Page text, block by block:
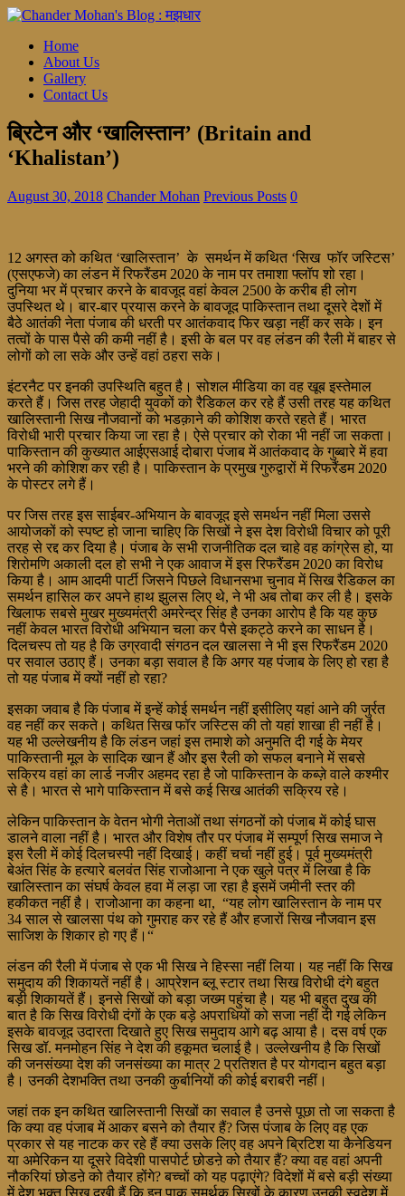
Home
About Us
Gallery
Contact Us
ब्रिटेन और ‘खालिस्तान’ (Britain and
‘Khalistan’)
August 30, 2018 Chander Mohan Previous Posts 0
12 अगस्त को कथित ‘खालिस्तान’ के समर्थन में कथित ‘सिख फॉर जस्टिस’
(एसएफजे) का लंडन में रिफरैंडम 2020 के नाम पर तमाशा फ्लॉप शो रहा।
दुनिया भर में प्रचार करने के बावजूद वहां केवल 2500 के करीब ही लोग
उपस्थित थे। बार-बार प्रयास करने के बावजूद पाकिस्तान तथा दूसरे देशों में
बैठे आतंकी नेता पंजाब की धरती पर आतंकवाद फिर खड़ा नहीं कर सके। इन
तत्वों के पास पैसे की कमी नहीं है। इसी के बल पर वह लंडन की रैली में बाहर से
लोगों को ला सके और उन्हें वहां ठहरा सके।
इंटरनैट पर इनकी उपस्थिति बहुत है। सोशल मीडिया का वह खूब इस्तेमाल
करते हैं। जिस तरह जेहादी युवकों को रैडिकल कर रहे हैं उसी तरह यह कथित
खालिस्तानी सिख नौजवानों को भडक़ाने की कोशिश करते रहते हैं। भारत
विरोधी भारी प्रचार किया जा रहा है। ऐसे प्रचार को रोका भी नहीं जा सकता।
पाकिस्तान की कुख्यात आईएसआई दोबारा पंजाब में आतंकवाद के गुब्बारे में हवा
भरने की कोशिश कर रही है। पाकिस्तान के प्रमुख गुरुद्वारों में रिफरैंडम 2020
के पोस्टर लगे हैं।
पर जिस तरह इस साईबर-अभियान के बावजूद इसे समर्थन नहीं मिला उससे
आयोजकों को स्पष्ट हो जाना चाहिए कि सिखों ने इस देश विरोधी विचार को पूरी
तरह से रद्द कर दिया है। पंजाब के सभी राजनीतिक दल चाहे वह कांग्रेस हो, या
शिरोमणि अकाली दल हो सभी ने एक आवाज में इस रिफरैंडम 2020 का विरोध
किया है। आम आदमी पार्टी जिसने पिछले विधानसभा चुनाव में सिख रैडिकल का
समर्थन हासिल कर अपने हाथ झुलस लिए थे, ने भी अब तोबा कर ली है। इसके
खिलाफ सबसे मुखर मुख्यमंत्री अमरेन्द्र सिंह है उनका आरोप है कि यह कुछ
नहीं केवल भारत विरोधी अभियान चला कर पैसे इकट्ठे करने का साधन है।
दिलचस्प तो यह है कि उग्रवादी संगठन दल खालसा ने भी इस रिफरैंडम 2020
पर सवाल उठाए हैं। उनका बड़ा सवाल है कि अगर यह पंजाब के लिए हो रहा है
तो यह पंजाब में क्यों नहीं हो रहा?
इसका जवाब है कि पंजाब में इन्हें कोई समर्थन नहीं इसीलिए यहां आने की जुर्रत
वह नहीं कर सकते। कथित सिख फॉर जस्टिस की तो यहां शाखा ही नहीं है।
यह भी उल्लेखनीय है कि लंडन जहां इस तमाशे को अनुमति दी गई के मेयर
पाकिस्तानी मूल के सादिक खान हैं और इस रैली को सफल बनाने में सबसे
सक्रिय वहां का लार्ड नजीर अहमद रहा है जो पाकिस्तान के कब्ज़े वाले कश्मीर
से है। भारत से भागे पाकिस्तान में बसे कई सिख आतंकी सक्रिय रहे।
लेकिन पाकिस्तान के वेतन भोगी नेताओं तथा संगठनों को पंजाब में कोई घास
डालने वाला नहीं है। भारत और विशेष तौर पर पंजाब में सम्पूर्ण सिख समाज ने
इस रैली में कोई दिलचस्पी नहीं दिखाई। कहीं चर्चा नहीं हुई। पूर्व मुख्यमंत्री
बेअंत सिंह के हत्यारे बलवंत सिंह राजोआना ने एक खुले पत्र में लिखा है कि
खालिस्तान का संघर्ष केवल हवा में लड़ा जा रहा है इसमें जमीनी स्तर की
हकीकत नहीं है। राजोआना का कहना था, “यह लोग खालिस्तान के नाम पर
34 साल से खालसा पंथ को गुमराह कर रहे हैं और हजारों सिख नौजवान इस
साजिश के शिकार हो गए हैं।“
लंडन की रैली में पंजाब से एक भी सिख ने हिस्सा नहीं लिया। यह नहीं कि सिख
समुदाय की शिकायतें नहीं है। आप्रेशन ब्लू स्टार तथा सिख विरोधी दंगे बहुत
बड़ी शिकायतें हैं। इनसे सिखों को बड़ा जख्म पहुंचा है। यह भी बहुत दुख की
बात है कि सिख विरोधी दंगों के एक बड़े अपराधियों को सजा नहीं दी गई लेकिन
इसके बावजूद उदारता दिखाते हुए सिख समुदाय आगे बढ़ आया है। दस वर्ष एक
सिख डॉ. मनमोहन सिंह ने देश की हकूमत चलाई है। उल्लेखनीय है कि सिखों
की जनसंख्या देश की जनसंख्या का मात्र 2 प्रतिशत है पर योगदान बहुत बड़ा
है। उनकी देशभक्ति तथा उनकी कुर्बानियों की कोई बराबरी नहीं।
जहां तक इन कथित खालिस्तानी सिखों का सवाल है उनसे पूछा तो जा सकता है
कि क्या वह पंजाब में आकर बसने को तैयार हैं? जिस पंजाब के लिए वह एक
प्रकार से यह नाटक कर रहे हैं क्या उसके लिए वह अपने ब्रिटिश या कैनेडियन
या अमेरिकन या दूसरे विदेशी पासपोर्ट छोडऩे को तैयार हैं? क्या वह वहां अपनी
नौकरियां छोडऩे को तैयार होंगे? बच्चों को यह पढ़ाएंगे? विदेशों में बसे बड़ी संख्या
में देश भक्त सिख दुखी हैं कि इन पाक समर्थक सिखों के कारण उनकी स्वदेश में